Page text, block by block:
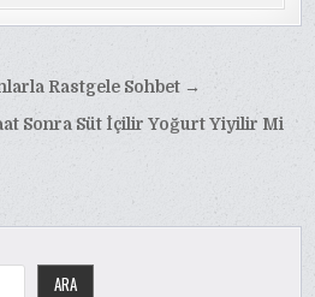
Rastgele Sohbet →
Sonra Süt İçilir Yoğurt Yiyilir Mi
ARA